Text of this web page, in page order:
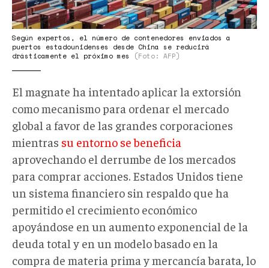
Según expertos, el número de contenedores enviados a
puertos estadounidenses desde China se reducirá
drásticamente el próximo mes
(Foto: AFP)
El magnate ha intentado aplicar la extorsión
como mecanismo para ordenar el mercado
global a favor de las grandes corporaciones
mientras su entorno se beneficia
aprovechando el derrumbe de los mercados
para comprar acciones. Estados Unidos tiene
un sistema financiero sin respaldo que ha
permitido el crecimiento económico
apoyándose en un aumento exponencial de la
deuda total y en un modelo basado en la
compra de materia prima y mercancía barata, lo